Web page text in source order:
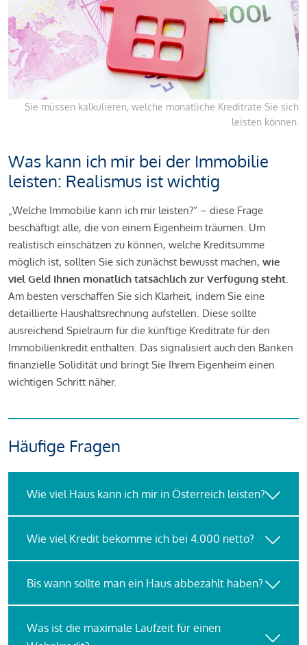
Sie müssen kalkulieren, welche monatliche Kreditrate Sie sich
leisten können.
Was kann ich mir bei der Immobilie
leisten: Realismus ist wichtig
„Welche Immobilie kann ich mir leisten?“ – diese Frage
beschäftigt alle, die von einem Eigenheim träumen. Um
realistisch einschätzen zu können, welche Kreditsumme
möglich ist, sollten Sie sich zunächst bewusst machen, wie
viel Geld Ihnen monatlich tatsächlich zur Verfügung steht.
Am besten verschaffen Sie sich Klarheit, indem Sie eine
detaillierte Haushaltsrechnung aufstellen. Diese sollte
ausreichend Spielraum für die künftige Kreditrate für den
Immobilienkredit enthalten. Das signalisiert auch den Banken
finanzielle Solidität und bringt Sie Ihrem Eigenheim einen
wichtigen Schritt näher.
Häufige Fragen
Wie viel Haus kann ich mir in Österreich leisten?
Wie viel Kredit bekomme ich bei 4.000 netto?
Bis wann sollte man ein Haus abbezahlt haben?
Was ist die maximale Laufzeit für einen